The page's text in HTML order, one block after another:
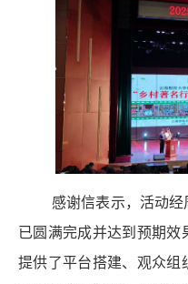
感谢信表示， 活动经
已圆满完成并达到预期效
提供了平台搭建、观众组